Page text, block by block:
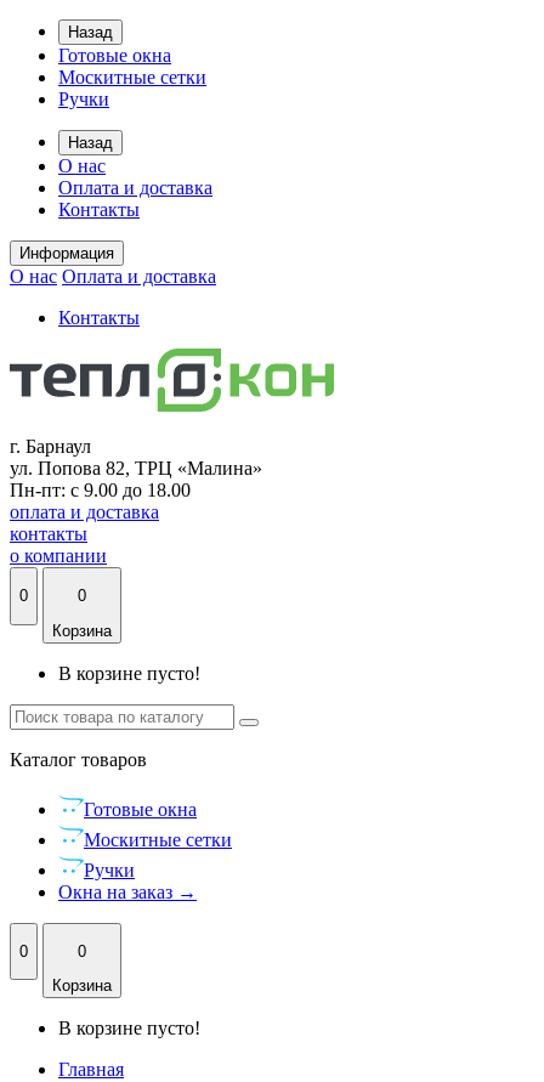
Назад
Готовые окна
Москитные сетки
Ручки
Назад
О нас
Оплата и доставка
Контакты
Информация
О нас Оплата и доставка
Контакты
г. Барнаул
ул. Попова 82, ТРЦ «Малина»
Пн-пт: с 9.00 до 18.00
оплата и доставка
контакты
о компании
0
0
Корзина
В корзине пусто!
Каталог товаров
Готовые окна
Москитные сетки
Ручки
Окна на заказ →
0
0
Корзина
В корзине пусто!
Главная